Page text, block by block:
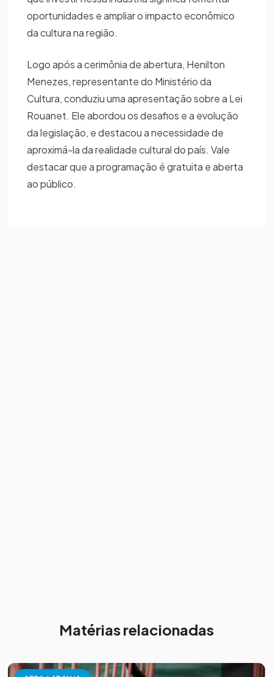
oportunidades e ampliar o impacto econômico
da cultura na região.
Logo após a cerimônia de abertura, Henilton
Menezes, representante do Ministério da
Cultura, conduziu uma apresentação sobre a Lei
Rouanet. Ele abordou os desafios e a evolução
da legislação, e destacou a necessidade de
aproximá-la da realidade cultural do país. Vale
destacar que a programação é gratuita e aberta
ao público.
Matérias relacionadas